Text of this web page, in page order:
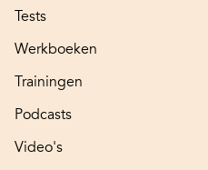
Tests
Werkboeken
Trainingen
Podcasts
Video's